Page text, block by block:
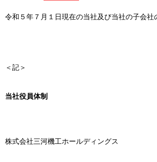
令和５年７月１日現在の当社及び当社の子会社
＜記＞
当社役員体制
株式会社三河機工ホールディングス